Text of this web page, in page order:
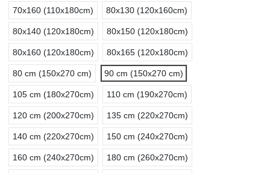
70x160 (110x180cm) 80x130 (120x160cm)
80x140 (120x180cm) 80x150 (120x180cm)
80x160 (120x180cm) 80x165 (120x180cm)
80 cm (150x270 cm) 90 cm (150x270 cm)
105 cm (180x270cm) 110 cm (190x270cm)
120 cm (200x270cm) 135 cm (220x270cm)
140 cm (220x270cm) 150 cm (240x270cm)
160 cm (240x270cm) 180 cm (260x270cm)